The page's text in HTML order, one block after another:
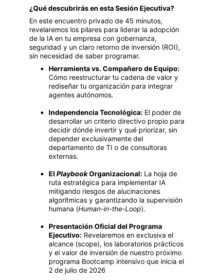
¿Qué descubrirás en esta Sesión Ejecutiva?
En este encuentro privado de 45 minutos,
revelaremos los pilares para liderar la adopción
de la IA en tu empresa con gobernanza,
seguridad y un claro retorno de inversión (ROI),
sin necesidad de saber programar.
Herramienta vs. Compañero de Equipo:
Cómo reestructurar tu cadena de valor y
rediseñar tu organización para integrar
agentes autónomos.
Independencia Tecnológica: El poder de
desarrollar un criterio directivo propio para
decidir dónde invertir y qué priorizar, sin
depender exclusivamente del
departamento de TI o de consultoras
externas.
El Playbook Organizacional: La hoja de
ruta estratégica para implementar IA
mitigando riesgos de alucinaciones
algorítmicas y garantizando la supervisión
humana (Human-in-the-Loop).
Presentación Oficial del Programa
Ejecutivo: Revelaremos en exclusiva el
alcance (scope), los laboratorios prácticos
y el valor de inversión de nuestro próximo
programa Bootcamp intensivo que inicia el
2 de julio de 2026